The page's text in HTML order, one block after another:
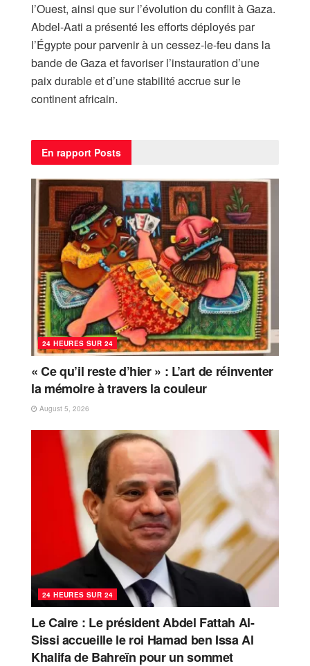
l’Ouest, ainsi que sur l’évolution du conflit à Gaza.
Abdel-Aati a présenté les efforts déployés par
l’Égypte pour parvenir à un cessez-le-feu dans la
bande de Gaza et favoriser l’instauration d’une
paix durable et d’une stabilité accrue sur le
continent africain.
En rapport Posts
24 HEURES SUR 24
« Ce qu’il reste d’hier » : L’art de réinventer
la mémoire à travers la couleur
August 5, 2026
24 HEURES SUR 24
Le Caire : Le président Abdel Fattah Al-
Sissi accueille le roi Hamad ben Issa Al
Khalifa de Bahreïn pour un sommet